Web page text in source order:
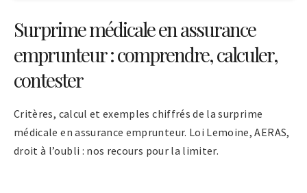
Surprime médicale en assurance
emprunteur : comprendre, calculer,
contester
Critères, calcul et exemples chiffrés de la surprime
médicale en assurance emprunteur. Loi Lemoine, AERAS,
droit à l’oubli : nos recours pour la limiter.